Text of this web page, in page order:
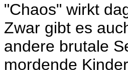
"Chaos" wirkt
Zwar gibt es
andere brutale
mordende